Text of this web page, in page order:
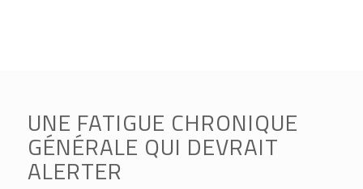
UNE FATIGUE CHRONIQUE
GÉNÉRALE QUI DEVRAIT
ALERTER